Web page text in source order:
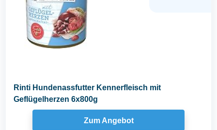
Rinti Hundenassfutter Kennerfleisch mit
Geflügelherzen 6x800g
Zum Angebot